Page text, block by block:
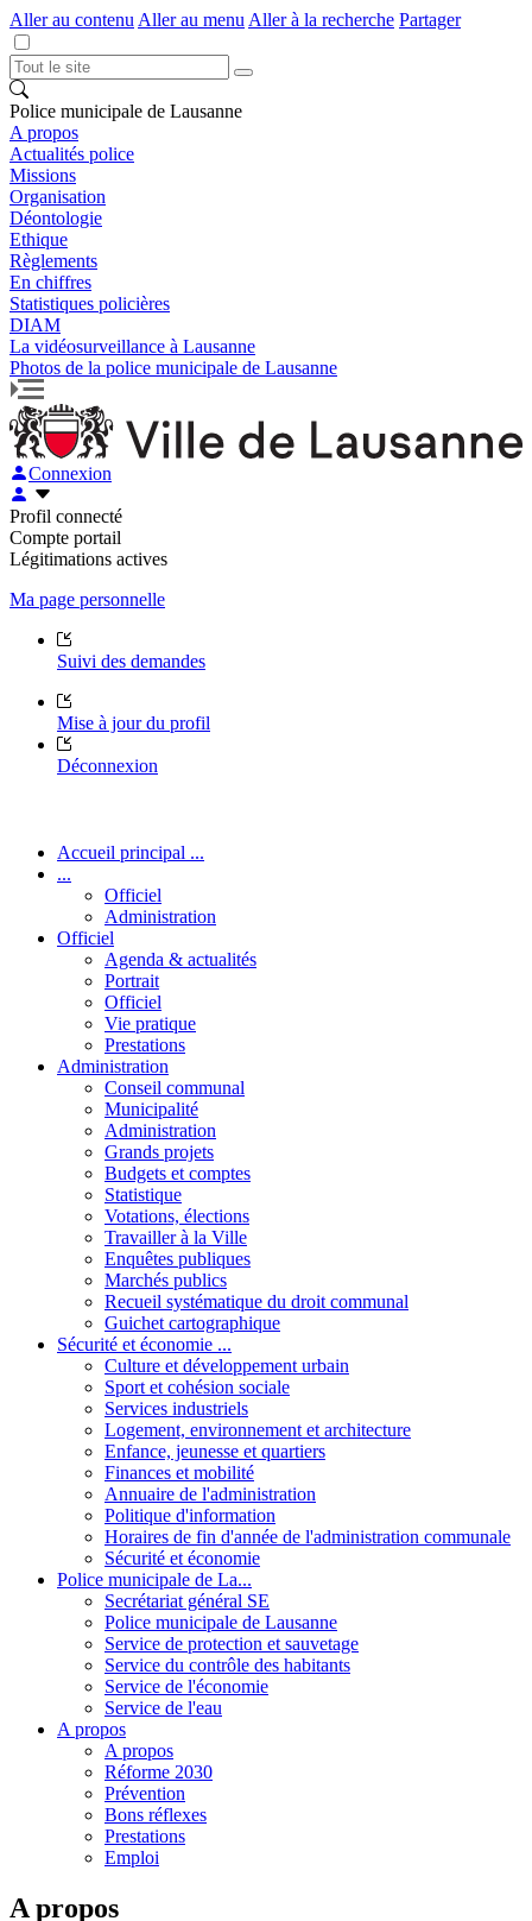
Aller au contenu Aller au menu Aller à la recherche Partager
Police municipale de Lausanne
A propos
Actualités police
Missions
Organisation
Déontologie
Ethique
Règlements
En chiffres
Statistiques policières
DIAM
La vidéosurveillance à Lausanne
Photos de la police municipale de Lausanne
Connexion
Profil connecté
Compte portail
Légitimations actives
Ma page personnelle
Suivi des demandes
Mise à jour du profil
Déconnexion
Accueil principal ...
...
Officiel
Administration
Officiel
Agenda & actualités
Portrait
Officiel
Vie pratique
Prestations
Administration
Conseil communal
Municipalité
Administration
Grands projets
Budgets et comptes
Statistique
Votations, élections
Travailler à la Ville
Enquêtes publiques
Marchés publics
Recueil systématique du droit communal
Guichet cartographique
Sécurité et économie ...
Culture et développement urbain
Sport et cohésion sociale
Services industriels
Logement, environnement et architecture
Enfance, jeunesse et quartiers
Finances et mobilité
Annuaire de l'administration
Politique d'information
Horaires de fin d'année de l'administration communale
Sécurité et économie
Police municipale de La...
Secrétariat général SE
Police municipale de Lausanne
Service de protection et sauvetage
Service du contrôle des habitants
Service de l'économie
Service de l'eau
A propos
A propos
Réforme 2030
Prévention
Bons réflexes
Prestations
Emploi
A propos